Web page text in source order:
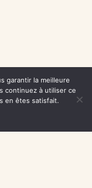
garantir la meilleure
continuez à utiliser ce
en êtes satisfait.